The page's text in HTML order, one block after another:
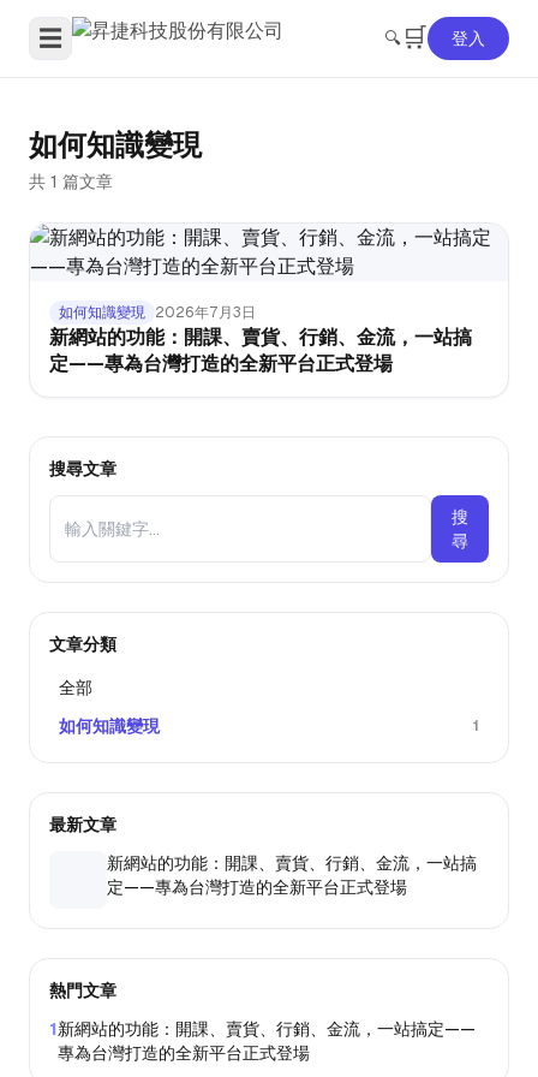
☰ 🔍 🛒 登入
如何知識變現
共 1 篇文章
如何知識變現 2026年7月3日
新網站的功能：開課、賣貨、行銷、金流，一站搞
定——專為台灣打造的全新平台正式登場
搜尋文章
搜
尋
文章分類
全部
如何知識變現
1
最新文章
新網站的功能：開課、賣貨、行銷、金流，一站搞
定——專為台灣打造的全新平台正式登場
熱門文章
1新網站的功能：開課、賣貨、行銷、金流，一站搞定——
專為台灣打造的全新平台正式登場